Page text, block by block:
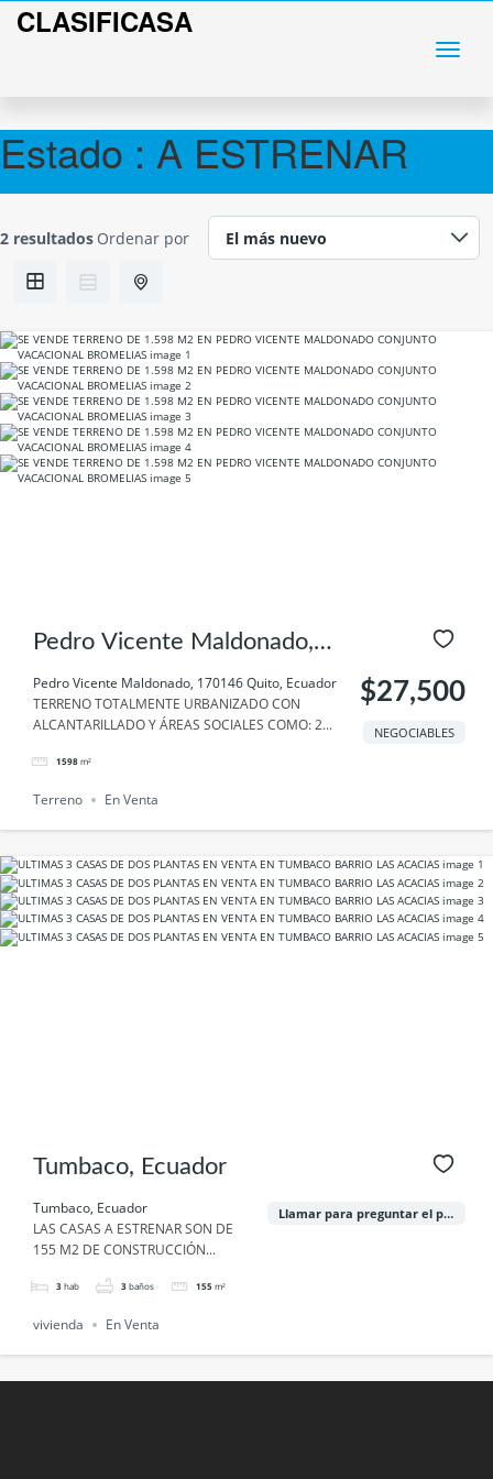
CLASIFICASA
Estado : A ESTRENAR
2 resultados Ordenar por
Pedro Vicente Maldonado,
170146 Quito, Ecuador
Pedro Vicente Maldonado, 170146 Quito, Ecuador
TERRENO TOTALMENTE URBANIZADO CON
ALCANTARILLADO Y ÁREAS SOCIALES COMO: 2...
1598 m²
$27,500
NEGOCIABLES
Terreno En Venta
Tumbaco, Ecuador
Tumbaco, Ecuador
LAS CASAS A ESTRENAR SON DE
155 M2 DE CONSTRUCCIÓN...
3 hab 3 baños 155 m²
Llamar para preguntar el precio
vivienda En Venta